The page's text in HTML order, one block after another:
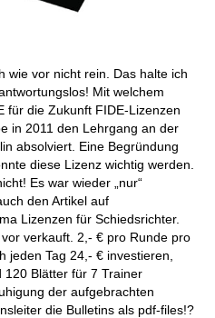
wie vor nicht rein. Das halte ich
Mit welchem
für die Zukunft FIDE-Lizenzen
in 2011 den Lehrgang an der
absolviert. Eine Begründung
diese Lizenz wichtig werden.
Es war wieder „nur“
den Artikel auf
Lizenzen für Schiedsrichter.
verkauft. 2,- € pro Runde pro
jeden Tag 24,- € investieren,
120 Blätter für 7 Trainer
der aufgebrachten
die Bulletins als pdf-files!?